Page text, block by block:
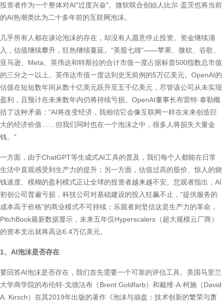
投资者作为一个整体对AI"过度兴奋"。微软联合创始人比尔·盖茨也将当前
的AI热潮类比为二十多年前的互联网泡沫。
几乎所有人都在谈论泡沫的存在，却没有人愿意停止投资。资金继续涌
入，估值继续攀升，狂热继续蔓延。“美股七雄”——苹果、微软、谷歌、
亚马逊、Meta、英伟达和特斯拉的合计市值一度占据标普500指数总市值
的三分之一以上。英伟达市值一度达到史无前例的5万亿美元。OpenAI的
估值在短短数年间从数十亿美元跃升至五千亿美元，尽管该公司从未实现
盈利，且预计在未来数年内仍将持续亏损。OpenAI董事长布雷特·泰勒概
括了这种矛盾："AI将改变经济，我相信它会像互联网一样在未来创造巨
大的经济价值……但我们同时也在一个泡沫之中，很多人将损失大量金
钱。"
一方面，由于ChatGPT等生成式AI工具的普及，我们每个人都能在日常
生活中直观感受到生产力的提升；另一方面，估值过高的股价、惊人的烧
钱速度、模糊的盈利模式正让全球的投资者越来越不安。悲观者指出，AI
初创公司普遍亏损，科技公司对基础建设的投入狂飙不止，“提供服务的
成本高于价格”的商业模式不可持续；乐观者则坚信这是生产力的革命，
PitchBook最新数据显示，未来五年仅Hyperscalers（超大规模云厂商）
的资本支出就将高达6.4万亿美元。
1、AI泡沫是否存在
要回答AI泡沫是否存在，我们首先需要一个可靠的评估工具。美国马里兰
大学商学院的布伦特·戈德法布（Brent Goldfarb）和戴维·A·柯施（David
A. Kirsch）在其2019年出版的著作《泡沫与崩盘：技术创新的繁荣与萧